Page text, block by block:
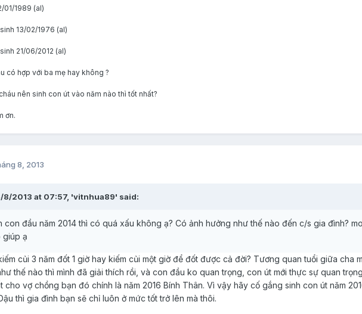
01/1989 (al)
13/02/1976 (al)
21/06/2012 (al)
có hợp với ba mẹ hay không ?
nên sinh con út vào năm nào thì tốt nhất?
ơn.
8, 2013
8/2013 at 07:57, 'vitnhua89' said:
con đầu năm 2014 thì có quá xấu không ạ? Có ảnh hưởng như thế nào đến c/s gia đình?
giúp ạ
củi 3 năm đốt 1 giờ hay kiếm củi một giờ để đốt được cả đời? Tương quan tuổi giữa cha
thế nào thì mình đã giải thích rồi, và con đầu ko quan trọng, con út mới thực sự quan
cho vợ chồng bạn đó chính là năm 2016 Bính Thân. Vì vậy hãy cố gắng sinh con út năm
thì gia đình bạn sẽ chỉ luôn ở mức tốt trở lên mà thôi.